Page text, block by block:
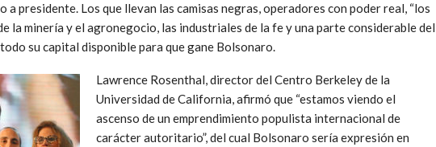
a presidente. Los que llevan las camisas negras, operadores con poder real, “los
la minería y el agronegocio, las industriales de la fe y una parte considerable del
su capital disponible para que gane Bolsonaro.
Lawrence Rosenthal, director del Centro Berkeley de la
Universidad de California, afirmó que “estamos viendo el
ascenso de un emprendimiento populista internacional de
carácter autoritario”, del cual Bolsonaro sería expresión en